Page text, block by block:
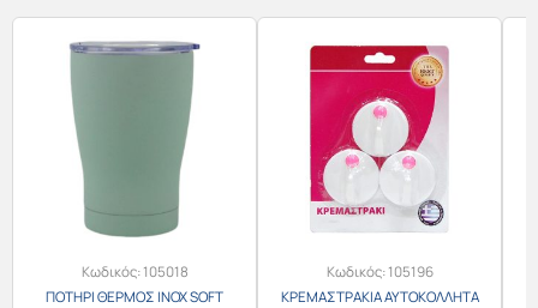
Κωδικός:105018
ΠΟΤΗΡΙ ΘΕΡΜΟΣ INOX SOFT
Κωδικός:105196
ΚΡΕΜΑΣΤΡΑΚΙΑ ΑΥΤΟΚΟΛΛΗΤΑ